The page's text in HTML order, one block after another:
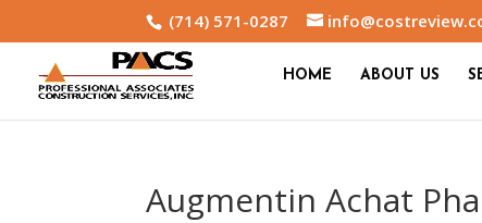
(714) 571-0287
HOME ABOUT US
Augmentin Achat